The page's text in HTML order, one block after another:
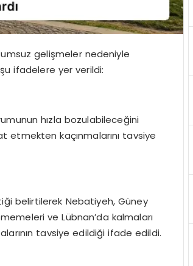
gelişmeler nedeniyle
şu ifadelere yer verildi:
hızla bozulabileceğini
etmekten kaçınmalarını tavsiye
belirtilerek Nebatiyeh, Güney
ve Lübnan’da kalmaları
tavsiye edildiği ifade edildi.